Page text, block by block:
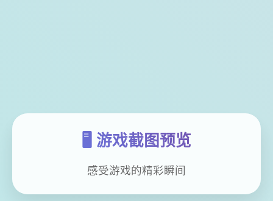
🖥️ 游戏截图预览
感受游戏的精彩瞬间